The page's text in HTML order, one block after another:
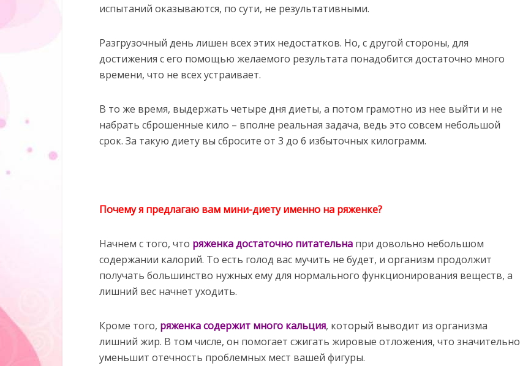
испытаний оказываются, по сути, не результативными.
Разгрузочный день лишен всех этих недостатков. Но, с другой стороны, для
достижения с его помощью желаемого результата понадобится достаточно много
времени, что не всех устраивает.
В то же время, выдержать четыре дня диеты, а потом грамотно из нее выйти и не
набрать сброшенные кило – вполне реальная задача, ведь это совсем небольшой
срок. За такую диету вы сбросите от 3 до 6 избыточных килограмм.
Почему я предлагаю вам мини-диету именно на ряженке?
Начнем с того, что ряженка достаточно питательна при довольно небольшом
содержании калорий. То есть голод вас мучить не будет, и организм продолжит
получать большинство нужных ему для нормального функционирования веществ, а
лишний вес начнет уходить.
Кроме того, ряженка содержит много кальция, который выводит из организма
лишний жир. В том числе, он помогает сжигать жировые отложения, что значительно
уменьшит отечность проблемных мест вашей фигуры.